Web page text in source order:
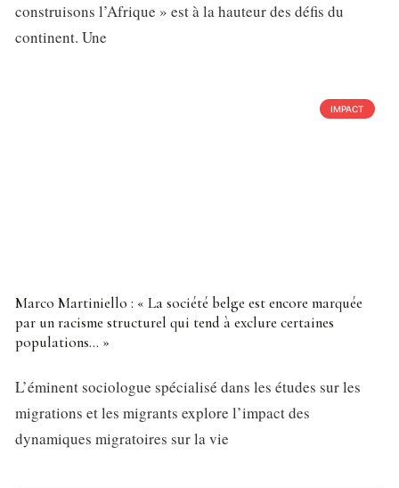
construisons l’Afrique » est à la hauteur des défis du
continent. Une
IMPACT
Marco Martiniello : « La société belge est encore marquée
par un racisme structurel qui tend à exclure certaines
populations… »
L’éminent sociologue spécialisé dans les études sur les
migrations et les migrants explore l’impact des
dynamiques migratoires sur la vie